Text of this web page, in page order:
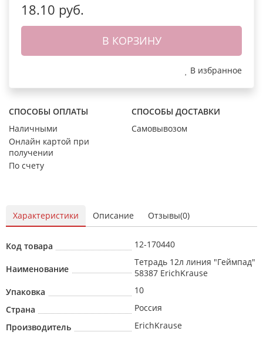
18.10 руб.
В КОРЗИНУ
В избранное
СПОСОБЫ ОПЛАТЫ
Наличными
Онлайн картой при
получении
По счету
СПОСОБЫ ДОСТАВКИ
Самовывозом
Характеристики Описание Отзывы(0)
Код товара 12-170440
Наименование
Тетрадь 12л линия "Геймпад"
58387 ErichKrause
Упаковка
10
Страна
Россия
Производитель
ErichKrause